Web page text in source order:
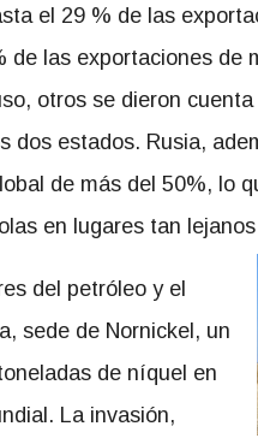
el 29 % de las
de las exportaciones de
otros se dieron
dos estados. Rusia,
de más del 50%, lo
en lugares tan
del petróleo y el
sede de Nornickel, un
de níquel en
La invasión,